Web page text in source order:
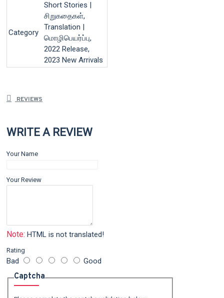
Category
Short Stories |
சிறுகதைகள்,
Translation |
மொழிபெயர்ப்பு,
2022 Release,
2023 New Arrivals
REVIEWS
WRITE A REVIEW
Your Name
Your Review
Note: HTML is not translated!
Rating
Bad Good
Captcha